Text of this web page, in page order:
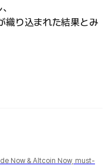
織り込まれた結果とみ
Now & Altcoin Now, must-